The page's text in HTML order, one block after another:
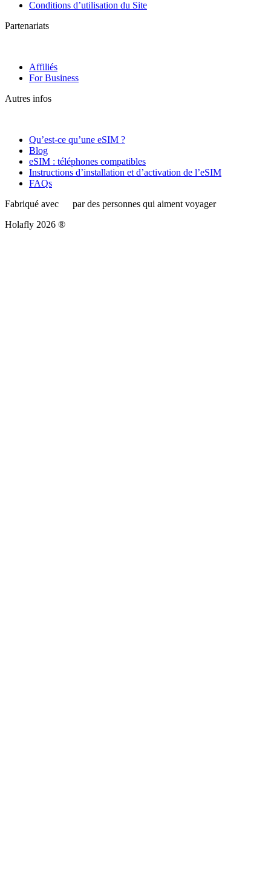
Conditions d’utilisation du Site
Partenariats
Affiliés
For Business
Autres infos
Qu’est-ce qu’une eSIM ?
Blog
eSIM : téléphones compatibles
Instructions d’installation et d’activation de l’eSIM
FAQs
Fabriqué avec
par des personnes qui aiment voyager
Holafly 2026 ®